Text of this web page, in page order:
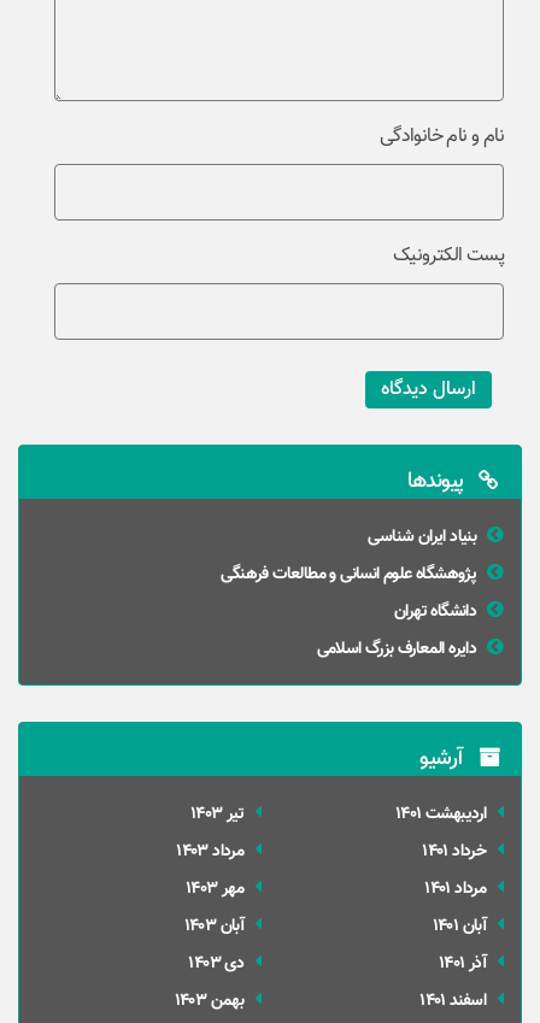
پیوندها
بنیاد ایران شناسی
پژوهشگاه علوم انسانی و مطالعات فرهنگی
دانشگاه تهران
دایره المعارف بزرگ اسلامی
آرشیو
ارديبهشت 1401
خرداد 1401
مرداد 1401
آبان 1401
آذر 1401
اسفند 1401
تير 1403
مرداد 1403
مهر 1403
آبان 1403
دی 1403
بهمن 1403
نام و نام خانوادگی
پست الکترونیک
ارسال دیدگاه